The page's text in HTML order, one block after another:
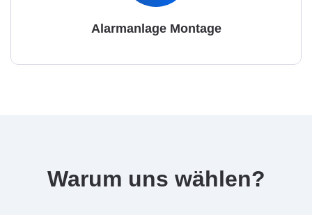
Alarmanlage Montage
Warum uns wählen?